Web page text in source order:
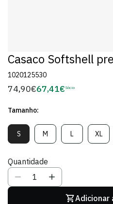
Casaco Softshell
1020125530
Preço
74,90€Preço
Sócio
67,41€ Sócio
Tamanho:
SVariante
Esgotada
Indisponível
MVariante
Esgotada
Indisponível
LVariante
Esgotada
XL
Quantidade
Adicionar